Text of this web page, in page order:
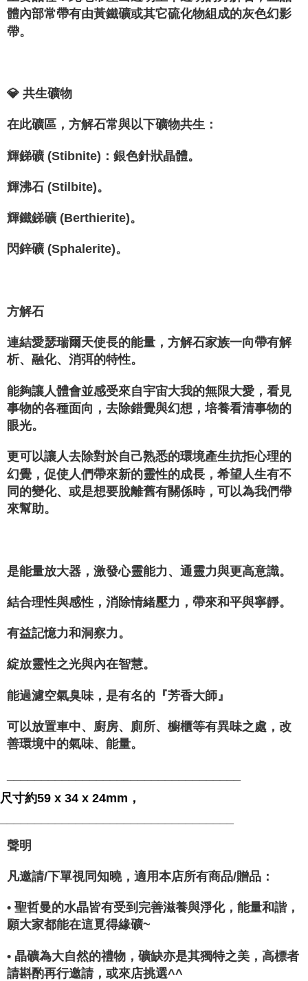
體內部常帶有由黃鐵礦或其它硫化物組成的灰色幻影
帶。
💎 共生礦物
在此礦區，方解石常與以下礦物共生：
輝銻礦 (Stibnite)：銀色針狀晶體。
輝沸石 (Stilbite)。
輝鐵銻礦 (Berthierite)。
閃鋅礦 (Sphalerite)。
方解石
連結愛瑟瑞爾天使長的能量，方解石家族一向帶有解
析、融化、消弭的特性。
能夠讓人體會並感受來自宇宙大我的無限大愛，看見
事物的各種面向，去除錯覺與幻想，培養看清事物的
眼光。
更可以讓人去除對於自己熟悉的環境產生抗拒心理的
幻覺，促使人們帶來新的靈性的成長，希望人生有不
同的變化、或是想要脫離舊有關係時，可以為我們帶
來幫助。
是能量放大器，激發心靈能力、通靈力與更高意識。
結合理性與感性，消除情緒壓力，帶來和平與寧靜。
有益記憶力和洞察力。
綻放靈性之光與內在智慧。
能過濾空氣臭味，是有名的『芳香大師』
可以放置車中、廚房、廁所、櫥櫃等有異味之處，改
善環境中的氣味、能量。
尺寸約59 x 34 x 24mm，
聲明
凡邀請/下單視同知曉，適用本店所有商品/贈品：
• 聖哲曼的水晶皆有受到完善滋養與淨化，能量和諧，
願大家都能在這覓得緣礦~
• 晶礦為大自然的禮物，礦缺亦是其獨特之美，高標者
請斟酌再行邀請，或來店挑選^^